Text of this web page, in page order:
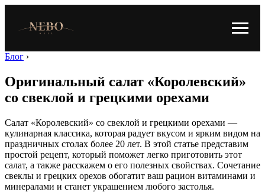
Блог ›
Оригинальный салат «Королевский»
со свеклой и грецкими орехами
Салат «Королевский» со свеклой и грецкими орехами —
кулинарная классика, которая радует вкусом и ярким видом на
праздничных столах более 20 лет. В этой статье представим
простой рецепт, который поможет легко приготовить этот
салат, а также расскажем о его полезных свойствах. Сочетание
свеклы и грецких орехов обогатит ваш рацион витаминами и
минералами и станет украшением любого застолья.